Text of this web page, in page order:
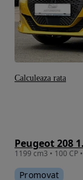
Peugeot 208
Promovat
Calculeaza rata